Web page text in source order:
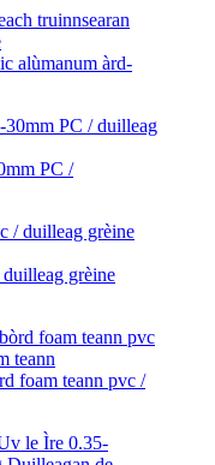
alùmanum àrd-
PC /
grèine
foam teann pvc /